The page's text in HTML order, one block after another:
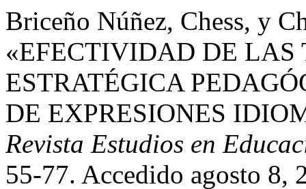
Briceño Núñez, Chess, y
«EFECTIVIDAD DE LAS
ESTRATÉGICA
DE EXPRESIONES
Revista Estudios en
55-77. Accedido agosto 8,